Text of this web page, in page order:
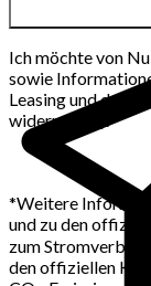
Ich möchte von
sowie
Leasing und der
widerrufbar).
*Weitere
und zu den
zum
den offiziellen